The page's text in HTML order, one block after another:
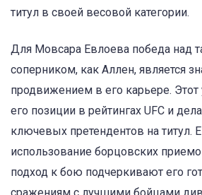
титул в своей весовой категории.
Для Мовсара Евлоева победа над
соперником, как Аллен, является
продвижением в его карьере. Этот
его позиции в рейтингах UFC и
ключевых претендентов на титул.
использование борцовских
подход к бою подчеркивают его